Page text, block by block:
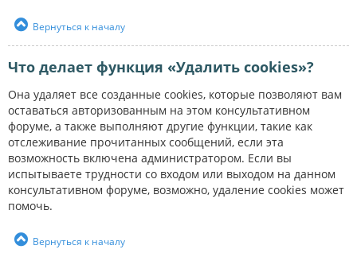
Вернуться к началу
Что делает функция «Удалить cookies»?
Она удаляет все созданные cookies, которые позволяют вам
оставаться авторизованным на этом консультативном
форуме, а также выполняют другие функции, такие как
отслеживание прочитанных сообщений, если эта
возможность включена администратором. Если вы
испытываете трудности со входом или выходом на данном
консультативном форуме, возможно, удаление cookies может
помочь.
Вернуться к началу